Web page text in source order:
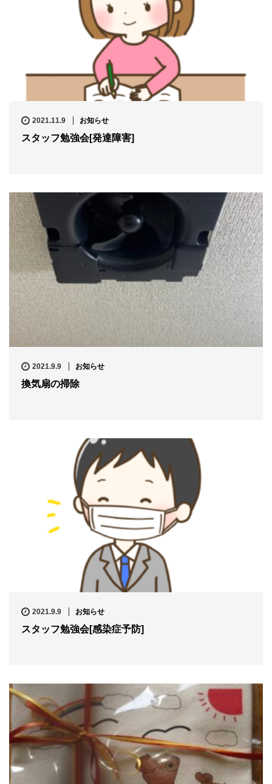
2021.11.9 お知らせ
スタッフ勉強会[発達障害]
2021.9.9 お知らせ
換気扇の掃除
2021.9.9 お知らせ
スタッフ勉強会[感染症予防]